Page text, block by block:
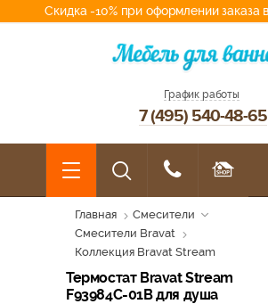
Скидка -10% при оформлении заказа
График работы
7 (495) 540-48-65
Главная
Смесители
Смесители Bravat
Коллекция Bravat Stream
Термостат Bravat Stream
F93984C-01B для душа